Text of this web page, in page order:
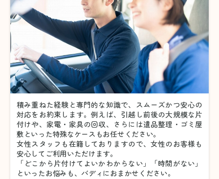
積み重ねた経験と専門的な知識で、スムーズかつ安心の
対応をお約束します。例えば、引越し前後の大規模な片
付けや、家電・家具の回収、さらには遺品整理・ゴミ屋
敷といった特殊なケースもお任せください。
女性スタッフも在籍しておりますので、女性のお客様も
安心してご利用いただけます。
「どこから片付けてよいかわからない」「時間がない」
といったお悩みも、バディにおまかせください。